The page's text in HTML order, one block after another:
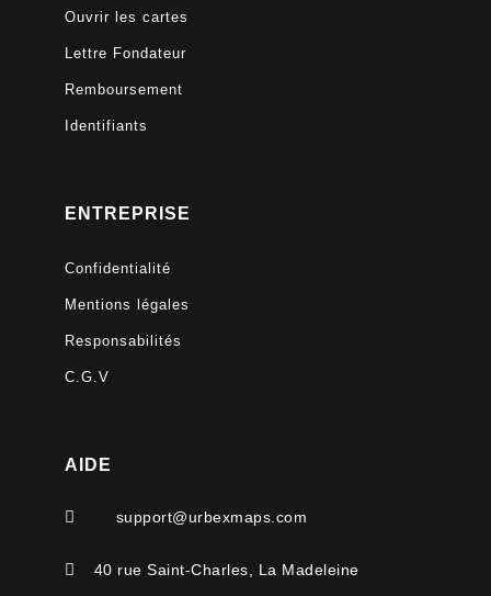
Ouvrir les cartes
Lettre Fondateur
Remboursement
Identifiants
ENTREPRISE
Confidentialité
Mentions légales
Responsabilités
C.G.V
AIDE
 support@urbexmaps.com
 40 rue Saint-Charles, La Madeleine